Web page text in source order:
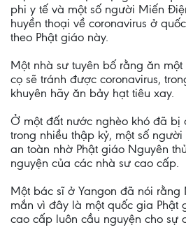
phi y tế và một số người Miến
huyền thoại về coronavirus ở
theo Phật giáo này.
Một nhà sư tuyên bố rằng ăn
cọ sẽ tránh được coronavirus,
khuyên hãy ăn bảy hạt tiêu xay.
Ở một đất nước nghèo khó đã bị
trong nhiều thập kỷ, một số
an toàn nhờ Phật giáo Nguyên
nguyện của các nhà sư cao cấp.
Một bác sĩ ở Yangon đã nói
mắn vì đây là một quốc gia Phật
cao cấp luôn cầu nguyện cho sự